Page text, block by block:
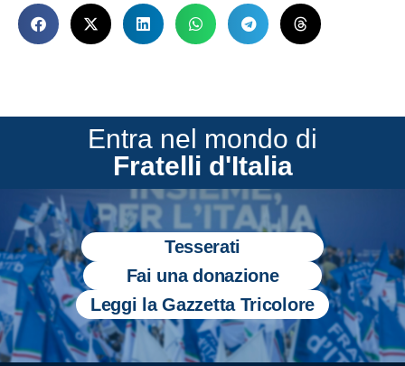
Entra nel mondo di
Fratelli d'Italia
Tesserati
Fai una donazione
Leggi la Gazzetta Tricolore